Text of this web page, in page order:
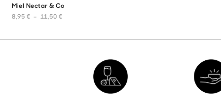
Miel Nectar & Co
8,95 € – 11,50 €Plage de prix : 8,95 € à 11,50 €
variations.
peuvent
être
choisies
sur